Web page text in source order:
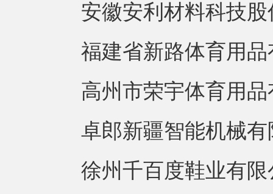
安徽安利材料科技股
福建省新路体育用品
高州市荣宇体育用品
卓郎新疆智能机械有
徐州千百度鞋业有限